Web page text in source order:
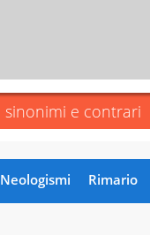
Neologismi Rimario